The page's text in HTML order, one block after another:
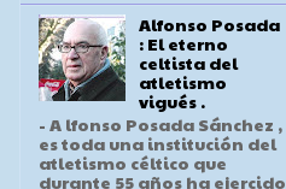
Alfonso Posada
: El eterno
celtista del
atletismo
vigués .
- A lfonso Posada Sánchez ,
es toda una institución del
atletismo céltico que
durante 55 años ha ejercido